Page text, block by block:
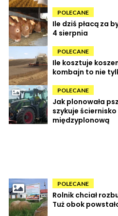
POLECANE
Ile dziś płacą za
4 sierpnia
POLECANE
Ile kosztuje
kombajn to nie
POLECANE
Jak plonowała
szykuje
międzyplonową
POLECANE
Rolnik chciał
Tuż obok